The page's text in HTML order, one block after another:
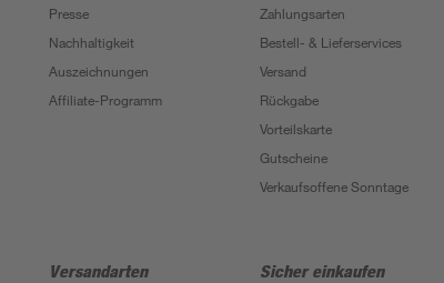
Presse
Nachhaltigkeit
Auszeichnungen
Affiliate-Programm
Zahlungsarten
Bestell- & Lieferservices
Versand
Rückgabe
Vorteilskarte
Gutscheine
Verkaufsoffene Sonntage
Versandarten Sicher einkaufen